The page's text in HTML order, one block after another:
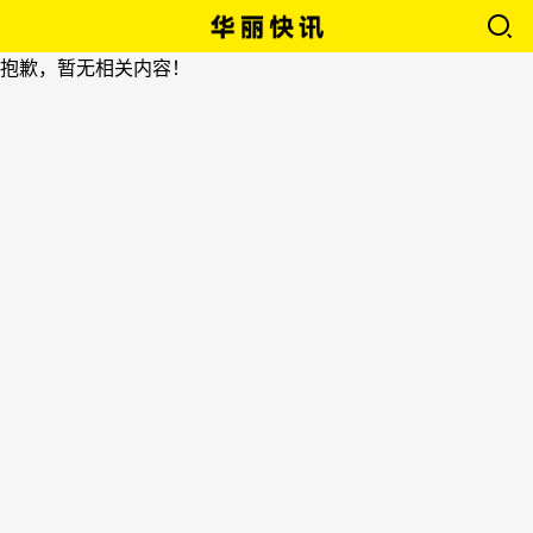
抱歉，暂无相关内容！